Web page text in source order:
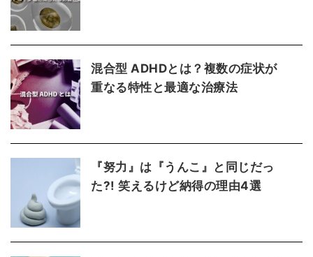
混合型 ADHDとは？複数の症状が
重なる特性と最適な治療法
『努力』は『うんこ』と同じだっ
た?! 笑えるけど納得の理由4選